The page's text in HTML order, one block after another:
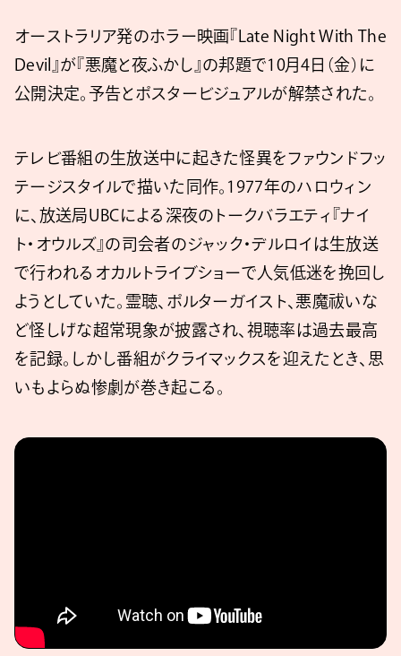
オーストラリア発のホラー映画『Late Night With The
Devil』が『悪魔と夜ふかし』の邦題で10月4日（金）に
公開決定。予告とポスタービジュアルが解禁された。
テレビ番組の生放送中に起きた怪異をファウンドフッ
テージスタイルで描いた同作。1977年のハロウィン
に、放送局UBCによる深夜のトークバラエティ『ナイ
ト・オウルズ』の司会者のジャック・デルロイは生放送
で行われるオカルトライブショーで人気低迷を挽回し
ようとしていた。霊聴、ポルターガイスト、悪魔祓いな
ど怪しげな超常現象が披露され、視聴率は過去最高
を記録。しかし番組がクライマックスを迎えたとき、思
いもよらぬ惨劇が巻き起こる。